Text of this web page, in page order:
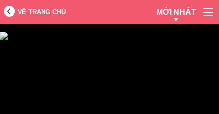
VỀ TRANG CHỦ MỚI NHẤT